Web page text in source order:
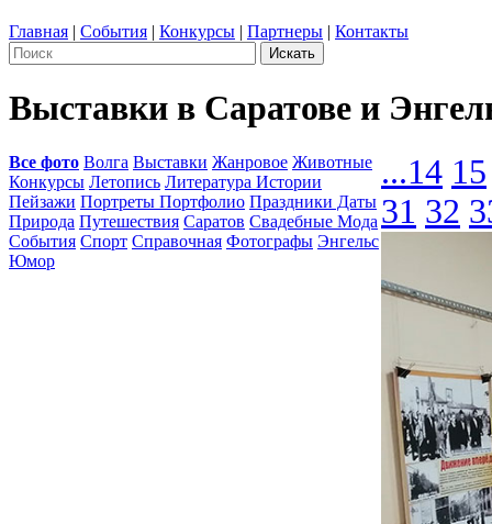
Главная | События | Конкурсы | Партнеры | Контакты
Выставки в Саратове и
Все фото Волга Выставки Жанровое Животные
Конкурсы Летопись Литература Истории
Пейзажи Портреты Портфолио Праздники Даты
Природа Путешествия Саратов Свадебные Мода
События Спорт Справочная Фотографы Энгельс
Юмор
...14 15
31 32